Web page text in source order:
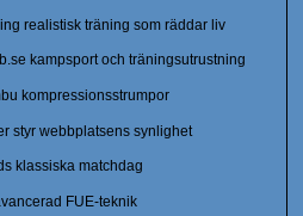
realistisk träning som räddar liv
kampsport och träningsutrustning
kompressionsstrumpor
styr webbplatsens synlighet
klassiska matchdag
FUE-teknik